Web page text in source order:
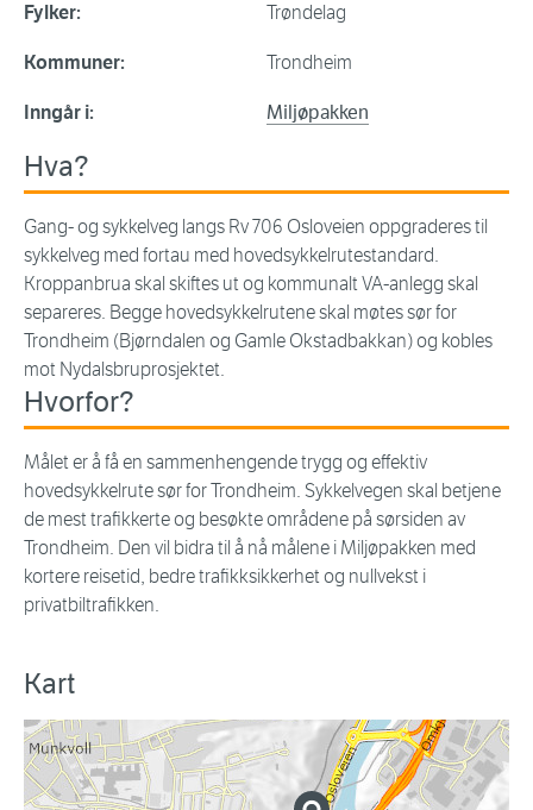
Fylker: Trøndelag
Kommuner: Trondheim
Inngår i: Miljøpakken
Hva?
Gang- og sykkelveg langs Rv 706 Osloveien oppgraderes til
sykkelveg med fortau med hovedsykkelrutestandard.
Kroppanbrua skal skiftes ut og kommunalt VA-anlegg skal
separeres. Begge hovedsykkelrutene skal møtes sør for
Trondheim (Bjørndalen og Gamle Okstadbakkan) og kobles
mot Nydalsbruprosjektet.
Hvorfor?
Målet er å få en sammenhengende trygg og effektiv
hovedsykkelrute sør for Trondheim. Sykkelvegen skal betjene
de mest trafikkerte og besøkte områdene på sørsiden av
Trondheim. Den vil bidra til å nå målene i Miljøpakken med
kortere reisetid, bedre trafikksikkerhet og nullvekst i
privatbiltrafikken.
Kart